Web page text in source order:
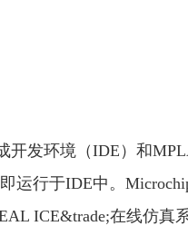
开发环境（IDE）和
运行于IDE中。
ICE&trade;在线仿真